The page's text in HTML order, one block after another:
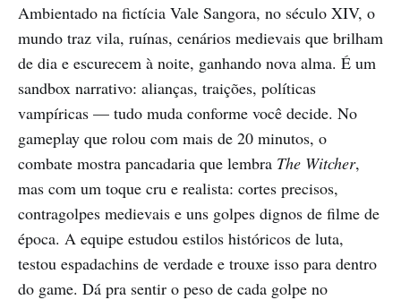
Ambientado na fictícia Vale Sangora, no século XIV, o
mundo traz vila, ruínas, cenários medievais que brilham
de dia e escurecem à noite, ganhando nova alma. É um
sandbox narrativo: alianças, traições, políticas
vampíricas — tudo muda conforme você decide. No
gameplay que rolou com mais de 20 minutos, o
combate mostra pancadaria que lembra The Witcher,
mas com um toque cru e realista: cortes precisos,
contragolpes medievais e uns golpes dignos de filme de
época. A equipe estudou estilos históricos de luta,
testou espadachins de verdade e trouxe isso para dentro
do game. Dá pra sentir o peso de cada golpe no